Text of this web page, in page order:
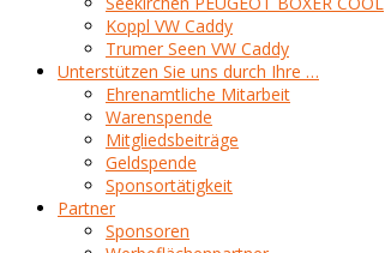
Koppl VW Caddy
Trumer Seen VW Caddy
Unterstützen Sie uns durch Ihre …
Ehrenamtliche Mitarbeit
Warenspende
Mitgliedsbeiträge
Geldspende
Sponsortätigkeit
Partner
Sponsoren